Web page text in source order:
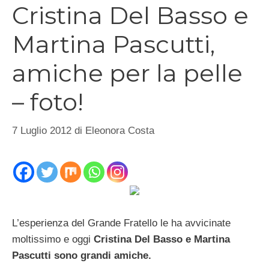
Cristina Del Basso e
Martina Pascutti,
amiche per la pelle
– foto!
7 Luglio 2012 di Eleonora Costa
L’esperienza del Grande Fratello le ha avvicinate
moltissimo e oggi Cristina Del Basso e Martina
Pascutti sono grandi amiche.